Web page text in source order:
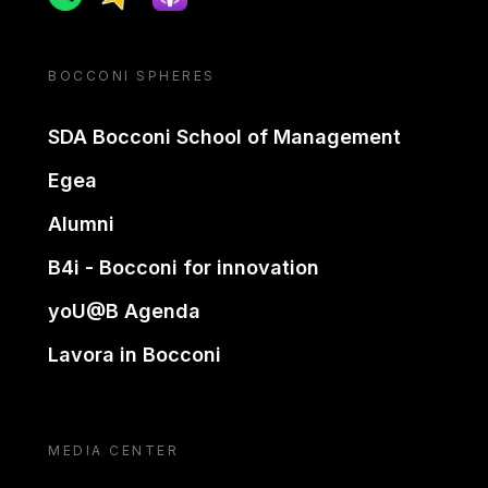
BOCCONI SPHERES
SDA Bocconi School of Management
Egea
Alumni
B4i - Bocconi for innovation
yoU@B Agenda
Lavora in Bocconi
MEDIA CENTER